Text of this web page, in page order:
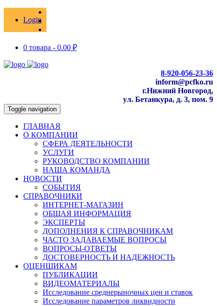
Login
0 товара - 0.00 ₽
8-920-056-23-36
inform@pcfko.ru
г.Нижний Новгород,
ул. Бетанкура, д. 3, пом. 9
Toggle navigation
ГЛАВНАЯ
О КОМПАНИИ
СФЕРА ДЕЯТЕЛЬНОСТИ
УСЛУГИ
РУКОВОДСТВО КОМПАНИИ
НАША КОМАНДА
НОВОСТИ
СОБЫТИЯ
СПРАВОЧНИКИ
ИНТЕРНЕТ-МАГАЗИН
ОБЩАЯ ИНФОРМАЦИЯ
ЭКСПЕРТЫ
ДОПОЛНЕНИЯ К СПРАВОЧНИКАМ
ЧАСТО ЗАДАВАЕМЫЕ ВОПРОСЫ
ВОПРОСЫ-ОТВЕТЫ
ДОСТОВЕРНОСТЬ И НАДЕЖНОСТЬ
ОЦЕНЩИКАМ
ПУБЛИКАЦИИ
ВИДЕОМАТЕРИАЛЫ
Исследование среднерыночных цен и ставок
Исследование параметров ликвидности